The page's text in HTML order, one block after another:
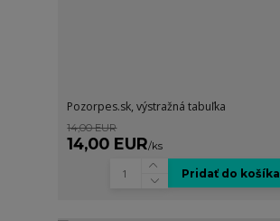
Pozorpes.sk, výstražná tabuľka
14,00 EUR
14,00 EUR/ks
Pridať do košíka